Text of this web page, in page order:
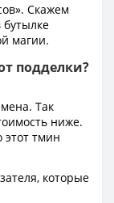
Скажем
бутылке
магии.
подделки?
Так
ниже.
этот тмин
которые